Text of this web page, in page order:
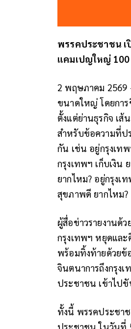
พรรคประชาชน
แคมเปญใหญ่ 100
2 พฤษภาคม 2569
ขนาดใหญ่ โดยกา
ตั้งแต่ย่านธุรกิจ เ
สำหรับข้อความที่ป
กัน เช่น อยู่กรุงเท
กรุงเทพฯ เก็บเงิน
ยากไหม? อยู่กรุงเ
สุขภาพดี ยากไหม?
ผู้สื่อข่าวรายงานด้
กรุงเทพฯ หยุดแล
พร้อมทิ้งท้ายด้วยข้
จินตนาการถึงกรุง
ประชาชน เข้าไป
ทั้งนี้ พรรคประชา
ประชาชน ในวันที่